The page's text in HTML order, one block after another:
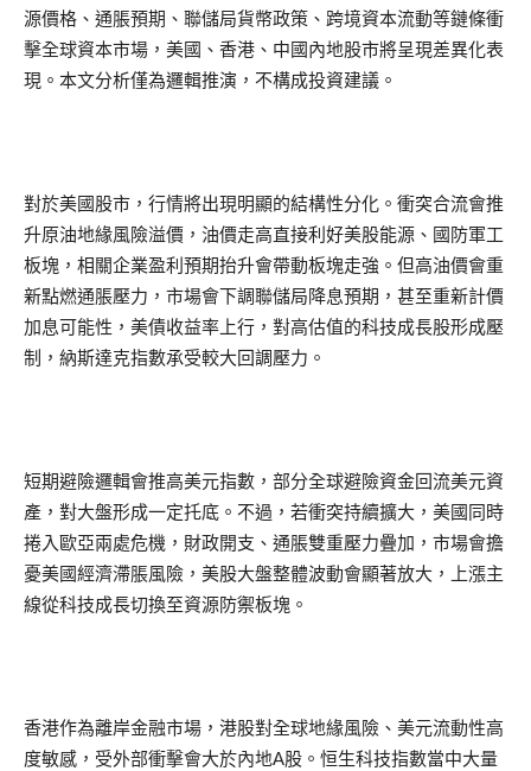
源價格、通脹預期、聯儲局貨幣政策、跨境資本流動等鏈條衝
擊全球資本市場，美國、香港、中國內地股市將呈現差異化表
現。本文分析僅為邏輯推演，不構成投資建議。
對於美國股市，行情將出現明顯的結構性分化。衝突合流會推
升原油地緣風險溢價，油價走高直接利好美股能源、國防軍工
板塊，相關企業盈利預期抬升會帶動板塊走強。但高油價會重
新點燃通脹壓力，市場會下調聯儲局降息預期，甚至重新計價
加息可能性，美債收益率上行，對高估值的科技成長股形成壓
制，納斯達克指數承受較大回調壓力。
短期避險邏輯會推高美元指數，部分全球避險資金回流美元資
產，對大盤形成一定托底。不過，若衝突持續擴大，美國同時
捲入歐亞兩處危機，財政開支、通脹雙重壓力疊加，市場會擔
憂美國經濟滯脹風險，美股大盤整體波動會顯著放大，上漲主
線從科技成長切換至資源防禦板塊。
香港作為離岸金融市場，港股對全球地緣風險、美元流動性高
度敏感，受外部衝擊會大於內地A股。恒生科技指數當中大量